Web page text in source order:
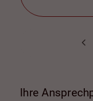
Ihre